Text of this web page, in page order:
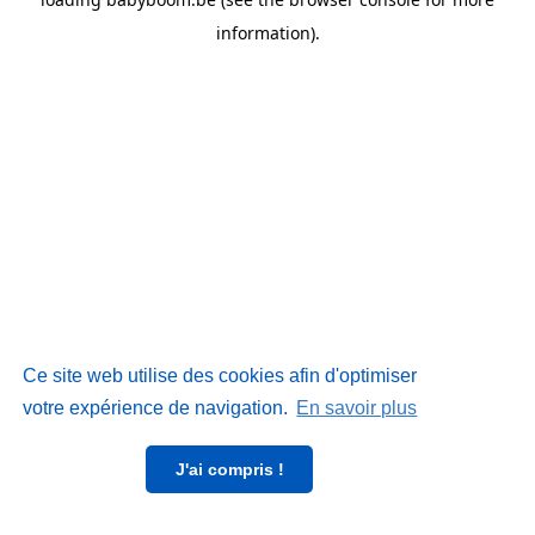
Ce site web utilise des cookies afin d'optimiser
votre expérience de navigation. En savoir plus
J'ai compris !
information).